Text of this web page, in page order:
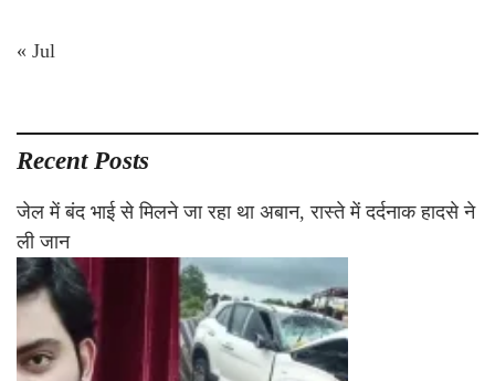
« Jul
Recent Posts
जेल में बंद भाई से मिलने जा रहा था अबान, रास्ते में दर्दनाक हादसे ने
ली जान